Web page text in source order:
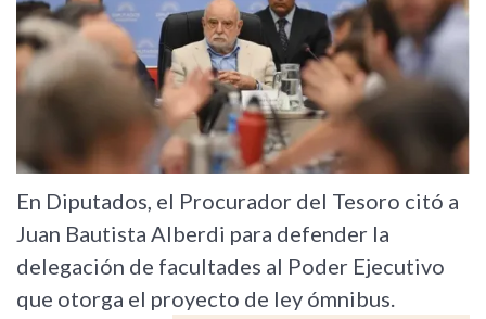
En Diputados, el Procurador del Tesoro citó a
Juan Bautista Alberdi para defender la
delegación de facultades al Poder Ejecutivo
que otorga el proyecto de ley ómnibus.